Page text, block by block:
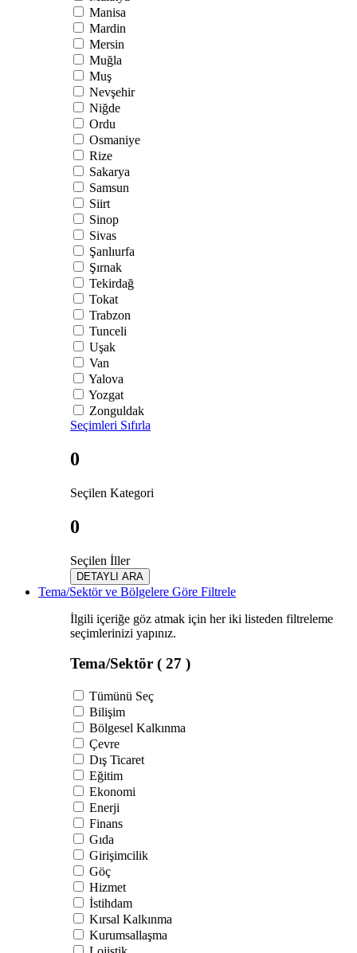
Manisa
Mardin
Mersin
Muğla
Muş
Nevşehir
Niğde
Ordu
Osmaniye
Rize
Sakarya
Samsun
Siirt
Sinop
Sivas
Şanlıurfa
Şırnak
Tekirdağ
Tokat
Trabzon
Tunceli
Uşak
Van
Yalova
Yozgat
Zonguldak
Seçimleri Sıfırla
0
Seçilen Kategori
0
Seçilen İller
DETAYLI ARA
Tema/Sektör ve Bölgelere Göre Filtrele
İlgili içeriğe göz atmak için her iki listeden filtreleme
seçimlerinizi yapınız.
Tema/Sektör ( 27 )
Tümünü Seç
Bilişim
Bölgesel Kalkınma
Çevre
Dış Ticaret
Eğitim
Ekonomi
Enerji
Finans
Gıda
Girişimcilik
Göç
Hizmet
İstihdam
Kırsal Kalkınma
Kurumsallaşma